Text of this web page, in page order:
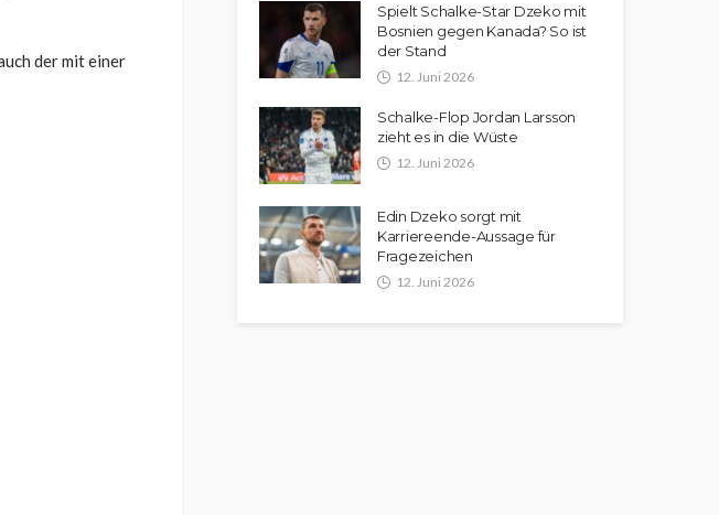
der mit einer
Spielt Schalke-Star Dzeko mit
Bosnien gegen Kanada? So ist
der Stand
12. Juni 2026
Schalke-Flop Jordan Larsson
zieht es in die Wüste
12. Juni 2026
Edin Dzeko sorgt mit
Karriereende-Aussage für
Fragezeichen
12. Juni 2026